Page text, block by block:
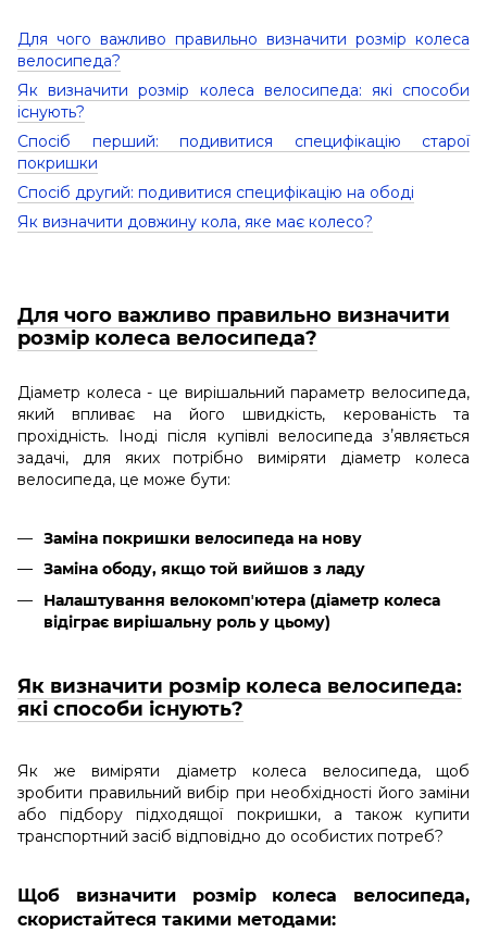
Для чого важливо правильно визначити розмір колеса
велосипеда?
Як визначити розмір колеса велосипеда: які способи
існують?
Спосіб перший: подивитися специфікацію старої
покришки
Спосіб другий: подивитися специфікацію на ободі
Як визначити довжину кола, яке має колесо?
Для чого важливо правильно визначити
розмір колеса велосипеда?
Діаметр колеса - це вирішальний параметр велосипеда,
який впливає на його швидкість, керованість та
прохідність. Іноді після купівлі велосипеда зʼявляється
задачі, для яких потрібно виміряти діаметр колеса
велосипеда, це може бути:
Заміна покришки велосипеда на нову
Заміна ободу, якщо той вийшов з ладу
Налаштування велокомпʼютера (діаметр колеса
відіграє вирішальну роль у цьому)
Як визначити розмір колеса велосипеда:
які способи існують?
Як же виміряти діаметр колеса велосипеда, щоб
зробити правильний вибір при необхідності його заміни
або підбору підходящої покришки, а також купити
транспортний засіб відповідно до особистих потреб?
Щоб визначити розмір колеса велосипеда,
скористайтеся такими методами: